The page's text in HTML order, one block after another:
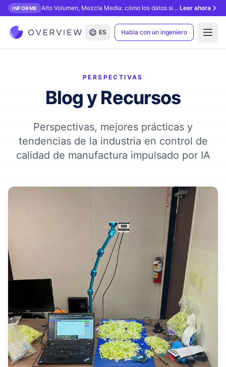
INFORME Alto Volumen, Mezcla Media: cómo los datos sintéticos desbloquean la inspección con IA. Leer ahora
ES Habla con un ingeniero
PERSPECTIVAS
Blog y Recursos
Perspectivas, mejores prácticas y
tendencias de la industria en control de
calidad de manufactura impulsado por IA